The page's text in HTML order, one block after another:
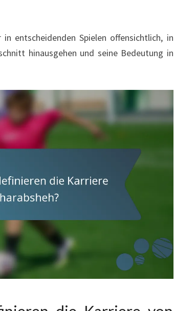
entscheidenden Spielen offensichtlich, in
hinausgehen und seine Bedeutung in